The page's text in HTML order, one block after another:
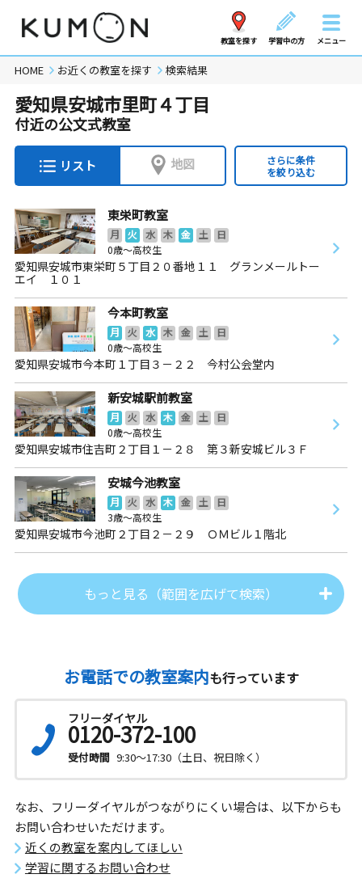
教室を探す 学習中の方 メニュー
HOME お近くの教室を探す 検索結果
愛知県安城市里町４丁目
付近の公文式教室
リスト 地図
さらに条件
を絞り込む
東栄町教室
月 火 水 木 金 土
日
0歳～高校生
愛知県安城市東栄町５丁目２０番地１１ グランメールトー
エイ １０１
今本町教室
月 火 水 木 金 土
日
0歳～高校生
愛知県安城市今本町１丁目３－２２ 今村公会堂内
新安城駅前教室
月 火 水 木 金 土
日
0歳～高校生
愛知県安城市住吉町２丁目１－２８ 第３新安城ビル３Ｆ
安城今池教室
月 火 水 木 金 土
日
3歳～高校生
愛知県安城市今池町２丁目２－２９ ＯＭビル１階北
もっと見る（範囲を広げて検索）
お電話での教室案内も行っています
フリーダイヤル
0120-372-100
受付時間 9:30～17:30（土日、祝日除く）
なお、フリーダイヤルがつながりにくい場合は、以下からも
お問い合わせいただけます。
近くの教室を案内してほしい
学習に関するお問い合わせ